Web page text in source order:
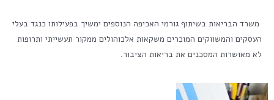
משרד הבריאות בשיתוף גורמי האכיפה הנוספים ימשיך בפעילותו כנגד בעלי
העסקים והמשווקים המוכרים משקאות אלכוהולים ממקור תעשייתי ותרופות
לא מאושרות המסכנים את בריאות הציבור.